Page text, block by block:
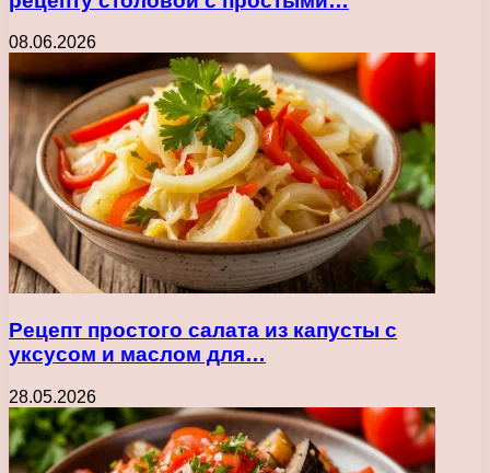
08.06.2026
Рецепт простого салата из капусты с
уксусом и маслом для…
28.05.2026